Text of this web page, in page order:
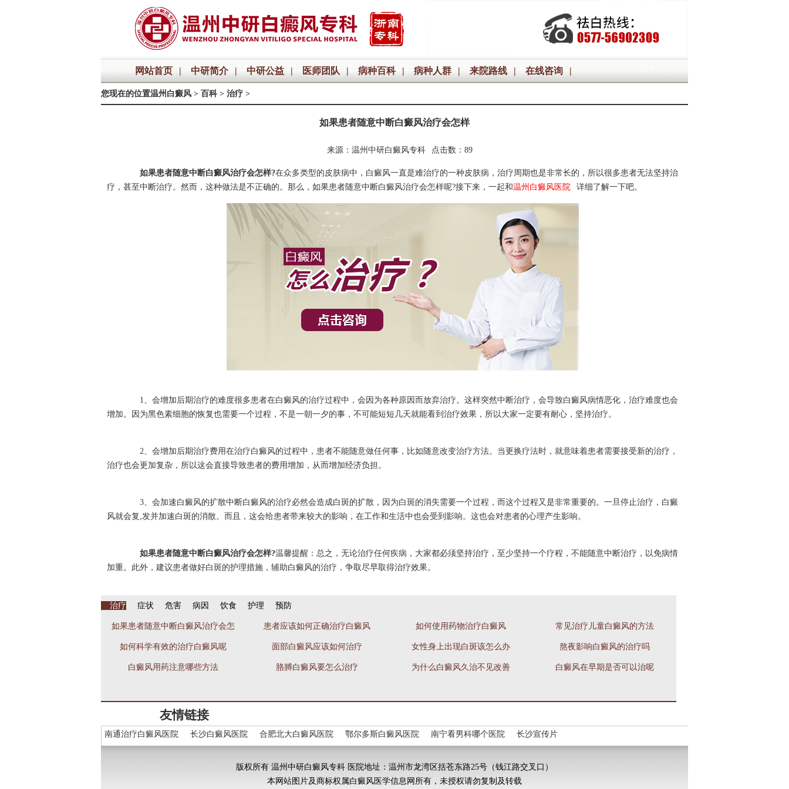
网站首页 | 中研简介 | 中研公益 | 医师团队 | 病种百科 | 病种人群 | 来院路线 | 在线咨询 |
您现在的位置温州白癜风 > 百科 > 治疗 >
如果患者随意中断白癜风治疗会怎样
来源：温州中研白癜风专科 点击数：89
如果患者随意中断白癜风治疗会怎样?在众多类型的皮肤病中，白癜风一直是难治疗的一种皮肤病，治疗周期也是非常长的，所以很多患者无法坚持治
疗，甚至中断治疗。然而，这种做法是不正确的。那么，如果患者随意中断白癜风治疗会怎样呢?接下来，一起和温州白癜风医院 详细了解一下吧。
1、会增加后期治疗的难度很多患者在白癜风的治疗过程中，会因为各种原因而放弃治疗。这样突然中断治疗，会导致白癜风病情恶化，治疗难度也会
增加。因为黑色素细胞的恢复也需要一个过程，不是一朝一夕的事，不可能短短几天就能看到治疗效果，所以大家一定要有耐心，坚持治疗。
2、会增加后期治疗费用在治疗白癜风的过程中，患者不能随意做任何事，比如随意改变治疗方法。当更换疗法时，就意味着患者需要接受新的治疗，
治疗也会更加复杂，所以这会直接导致患者的费用增加，从而增加经济负担。
3、会加速白癜风的扩散中断白癜风的治疗必然会造成白斑的扩散，因为白斑的消失需要一个过程，而这个过程又是非常重要的。一旦停止治疗，白癜
风就会复,发并加速白斑的消散。而且，这会给患者带来较大的影响，在工作和生活中也会受到影响。这也会对患者的心理产生影响。
如果患者随意中断白癜风治疗会怎样?温馨提醒：总之，无论治疗任何疾病，大家都必须坚持治疗，至少坚持一个疗程，不能随意中断治疗，以免病情
加重。此外，建议患者做好白斑的护理措施，辅助白癜风的治疗，争取尽早取得治疗效果。
治疗 症状 危害 病因 饮食 护理 预防
如果患者随意中断白癜风治疗会怎 患者应该如何正确治疗白癜风 如何使用药物治疗白癜风 常见治疗儿童白癜风的方法
如何科学有效的治疗白癜风呢 面部白癜风应该如何治疗 女性身上出现白斑该怎么办 熬夜影响白癜风的治疗吗
白癜风用药注意哪些方法 胳膊白癜风要怎么治疗 为什么白癜风久治不见改善 白癜风在早期是否可以治呢
友情链接
南通治疗白癜风医院 长沙白癜风医院 合肥北大白癜风医院 鄂尔多斯白癜风医院 南宁看男科哪个医院 长沙宣传片
版权所有 温州中研白癜风专科 医院地址：温州市龙湾区括苍东路25号（钱江路交叉口）
本网站图片及商标权属白癜风医学信息网所有，未授权请勿复制及转载